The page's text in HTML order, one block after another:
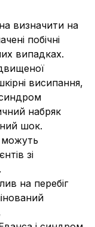
визначити на
побічні
випадках.
висипання,
синдром
набряк
шок.
можуть
зі
на перебіг